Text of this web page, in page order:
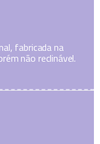
fabricada na
não reclinável.